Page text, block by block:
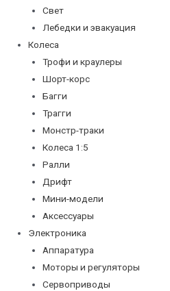
Свет
Лебедки и эвакуация
Колеса
Трофи и краулеры
Шорт-корс
Багги
Трагги
Монстр-траки
Колеса 1:5
Ралли
Дрифт
Мини-модели
Аксессуары
Электроника
Аппаратура
Моторы и регуляторы
Сервоприводы